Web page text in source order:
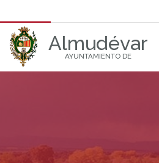
Almudévar
AYUNTAMIENTO DE